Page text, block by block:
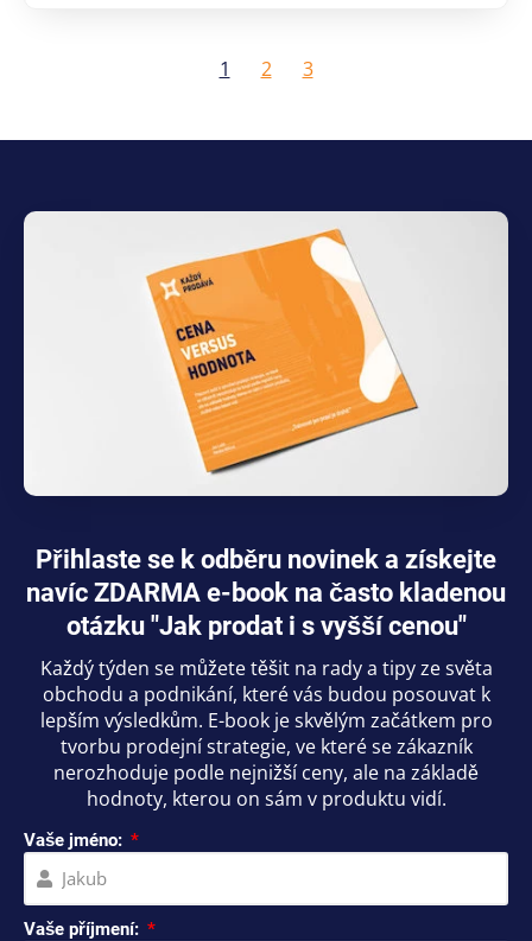
1 2 3
Přihlaste se k odběru novinek a získejte
navíc ZDARMA e-book na často kladenou
otázku "Jak prodat i s vyšší cenou"
Každý týden se můžete těšit na rady a tipy ze světa
obchodu a podnikání, které vás budou posouvat k
lepším výsledkům. E-book je skvělým začátkem pro
tvorbu prodejní strategie, ve které se zákazník
nerozhoduje podle nejnižší ceny, ale na základě
hodnoty, kterou on sám v produktu vidí.
Vaše jméno:
Vaše příjmení: